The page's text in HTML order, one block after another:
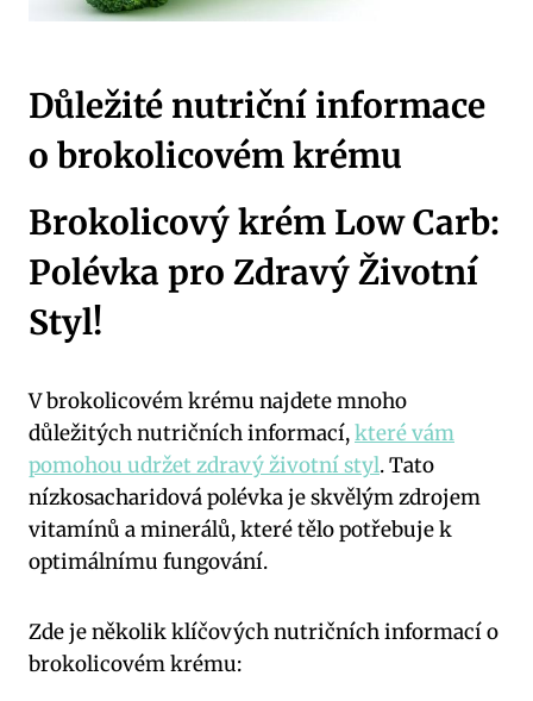
Důležité nutriční informace
o brokolicovém krému
Brokolicový krém Low Carb:
Polévka pro Zdravý Životní
Styl!
V brokolicovém krému najdete mnoho
důležitých nutričních informací,které vám
pomohou udržet zdravý životní styl. Tato
nízkosacharidová polévka je skvělým zdrojem
vitamínů a minerálů, které tělo potřebuje k
optimálnímu fungování.
Zde je několik klíčových nutričních informací o
brokolicovém krému: